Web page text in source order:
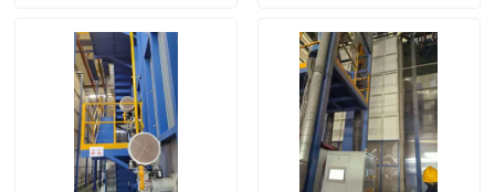
VR Show
Au sujet de nous
Visite d'usine